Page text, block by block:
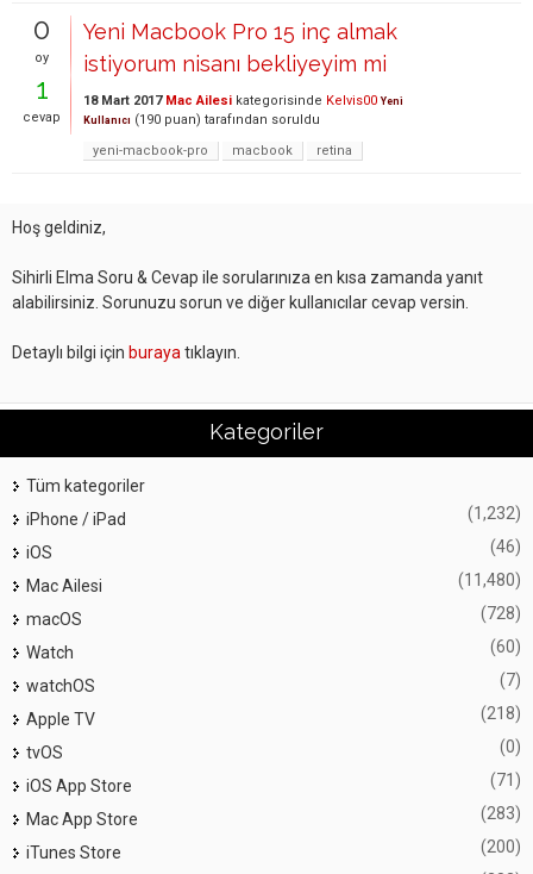
0
oy
1
cevap
Yeni Macbook Pro 15 inç almak
istiyorum nisanı bekliyeyim mi
18 Mart 2017 Mac Ailesi kategorisinde Kelvis00 Yeni
Kullanıcı (190 puan) tarafından soruldu
yeni-macbook-pro
macbook retina
Hoş geldiniz,
Sihirli Elma Soru & Cevap ile sorularınıza en kısa zamanda yanıt
alabilirsiniz. Sorunuzu sorun ve diğer kullanıcılar cevap versin.
Detaylı bilgi için buraya tıklayın.
Kategoriler
Tüm kategoriler
iPhone / iPad
(1,232)
iOS (46)
Mac Ailesi (11,480)
macOS (728)
Watch (60)
watchOS (7)
Apple TV (218)
tvOS (0)
iOS App Store (71)
Mac App Store (283)
iTunes Store
(200)